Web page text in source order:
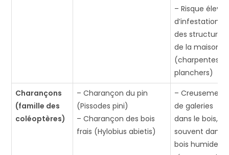
– Risque élevé
d’infestation
des structures
de la maison
(charpentes,
planchers)
Charançons
(famille des
coléoptères)
– Charançon du pin
(Pissodes pini)
– Charançon des bois
frais (Hylobius abietis)
– Creusement
de galeries
dans le bois,
souvent dans
bois humide